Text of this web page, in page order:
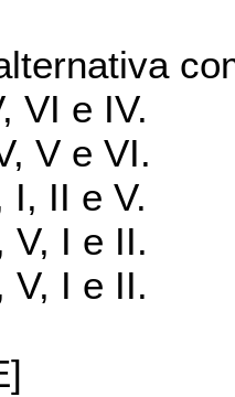
VI e IV.
V e VI.
I, II e V.
V, I e II.
V, I e II.